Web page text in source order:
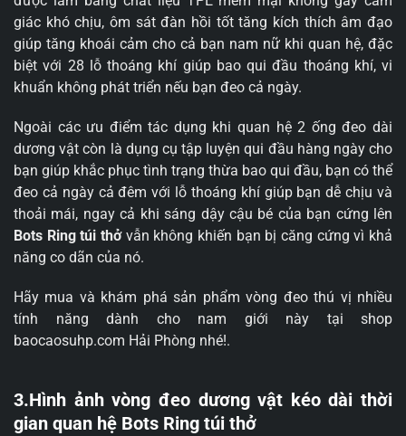
giác khó chịu, ôm sát đàn hồi tốt tăng kích thích âm đạo
giúp tăng khoái cảm cho cả bạn nam nữ khi quan hệ, đặc
biệt với 28 lỗ thoáng khí giúp bao qui đầu thoáng khí, vi
khuẩn không phát triển nếu bạn đeo cả ngày.
Ngoài các ưu điểm tác dụng khi quan hệ 2 ống đeo dài
dương vật còn là dụng cụ tập luyện qui đầu hàng ngày cho
bạn giúp khắc phục tình trạng thừa bao qui đầu, bạn có thể
đeo cả ngày cả đêm với lỗ thoáng khí giúp bạn dễ chịu và
thoải mái, ngay cả khi sáng dậy cậu bé của bạn cứng lên
Bots Ring túi thở vẫn không khiến bạn bị căng cứng vì khả
năng co dãn của nó.
Hãy mua và khám phá sản phẩm vòng đeo thú vị nhiều
tính năng dành cho nam giới này tại shop
baocaosuhp.com Hải Phòng nhé!.
3.Hình ảnh vòng đeo dương vật kéo dài thời
gian quan hệ Bots Ring túi thở